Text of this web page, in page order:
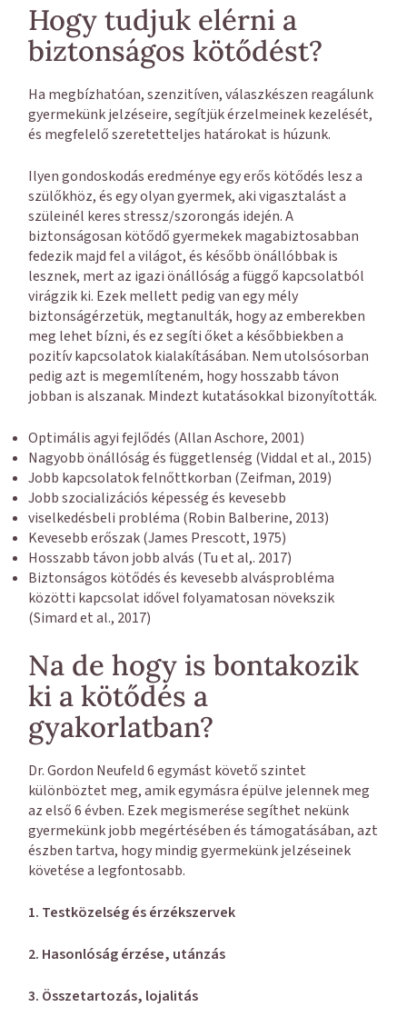
Hogy tudjuk elérni a
biztonságos kötődést?
Ha megbízhatóan, szenzitíven, válaszkészen reagálunk
gyermekünk jelzéseire, segítjük érzelmeinek kezelését,
és megfelelő szeretetteljes határokat is húzunk.
Ilyen gondoskodás eredménye egy erős kötődés lesz a
szülőkhöz, és egy olyan gyermek, aki vigasztalást a
szüleinél keres stressz/szorongás idején. A
biztonságosan kötődő gyermekek magabiztosabban
fedezik majd fel a világot, és később önállóbbak is
lesznek, mert az igazi önállóság a függő kapcsolatból
virágzik ki. Ezek mellett pedig van egy mély
biztonságérzetük, megtanulták, hogy az emberekben
meg lehet bízni, és ez segíti őket a későbbiekben a
pozitív kapcsolatok kialakításában. Nem utolsósorban
pedig azt is megemlíteném, hogy hosszabb távon
jobban is alszanak. Mindezt kutatásokkal bizonyították.
Optimális agyi fejlődés (Allan Aschore, 2001)
Nagyobb önállóság és függetlenség (Viddal et al., 2015)
Jobb kapcsolatok felnőttkorban (Zeifman, 2019)
Jobb szocializációs képesség és kevesebb
viselkedésbeli probléma (Robin Balberine, 2013)
Kevesebb erőszak (James Prescott, 1975)
Hosszabb távon jobb alvás (Tu et al,. 2017)
Biztonságos kötődés és kevesebb alvásprobléma
közötti kapcsolat idővel folyamatosan növekszik
(Simard et al., 2017)
Na de hogy is bontakozik
ki a kötődés a
gyakorlatban?
Dr. Gordon Neufeld 6 egymást követő szintet
különböztet meg, amik egymásra épülve jelennek meg
az első 6 évben. Ezek megismerése segíthet nekünk
gyermekünk jobb megértésében és támogatásában, azt
észben tartva, hogy mindig gyermekünk jelzéseinek
követése a legfontosabb.
1. Testközelség és érzékszervek
2. Hasonlóság érzése, utánzás
3. Összetartozás, lojalitás